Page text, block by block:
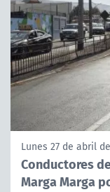
Lunes 27 de abril
Conductores
Marga Marga